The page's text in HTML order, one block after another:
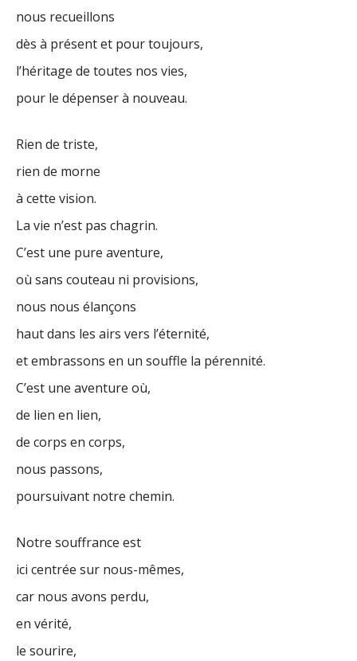
nous recueillons
dès à présent et pour toujours,
l’héritage de toutes nos vies,
pour le dépenser à nouveau.
Rien de triste,
rien de morne
à cette vision.
La vie n’est pas chagrin.
C’est une pure aventure,
où sans couteau ni provisions,
nous nous élançons
haut dans les airs vers l’éternité,
et embrassons en un souffle la pérennité.
C’est une aventure où,
de lien en lien,
de corps en corps,
nous passons,
poursuivant notre chemin.
Notre souffrance est
ici centrée sur nous-mêmes,
car nous avons perdu,
en vérité,
le sourire,